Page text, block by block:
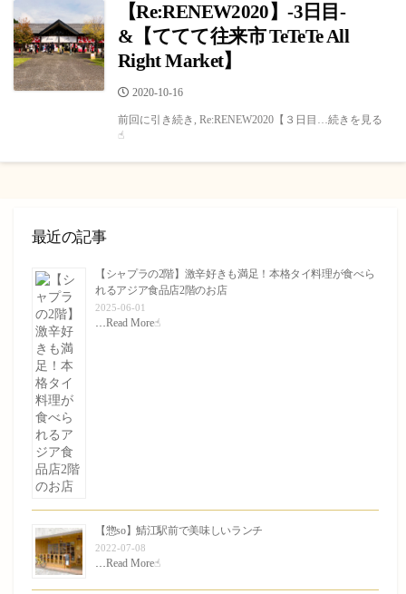
【Re:RENEW2020】-3日目-
&【ててて往来市 TeTeTe All
Right Market】
公
日
2020-10-16
前回に引き続き, Re:RENEW2020【３日目…続きを見る
☝︎
最近の記事
【シャプラの2階】激辛好きも満足！本格タイ料理が食べら
れるアジア食品店2階のお店
2025-06-01
Read More☝︎
【惣so】鯖江駅前で美味しいランチ
2022-07-08
Read More☝︎